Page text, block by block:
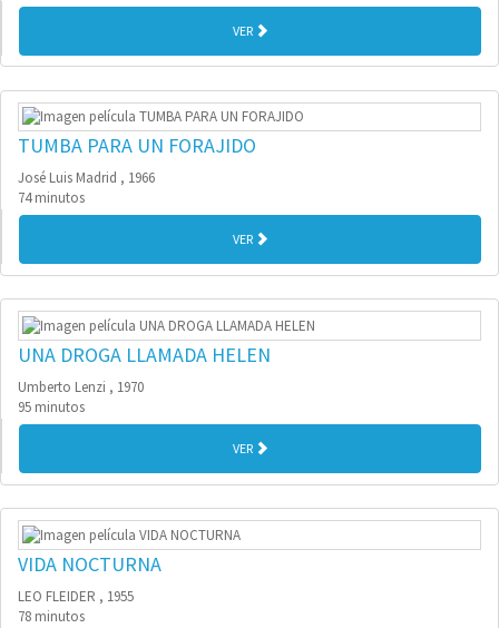
VER
TUMBA PARA UN FORAJIDO
José Luis Madrid , 1966
74 minutos
VER
UNA DROGA LLAMADA HELEN
Umberto Lenzi , 1970
95 minutos
VER
VIDA NOCTURNA
LEO FLEIDER , 1955
78 minutos